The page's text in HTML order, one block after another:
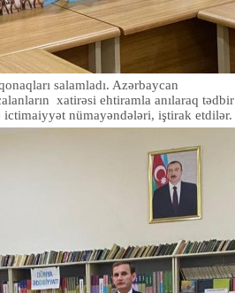
salamladı. Azərbaycan
xatirəsi ehtiramla anılaraq tədbir
nümayəndələri, iştirak etdilər.